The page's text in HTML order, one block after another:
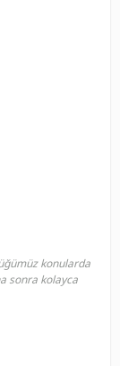
konularda
sonra kolayca